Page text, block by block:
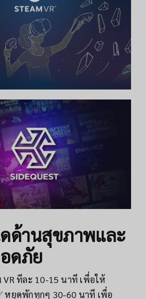
ด้านสุขภาพและ
ดภัย
VR ทีละ 10-15 นาที เพื่อให้
หยุดพักทุกๆ 30-60 นาที เพื่อ